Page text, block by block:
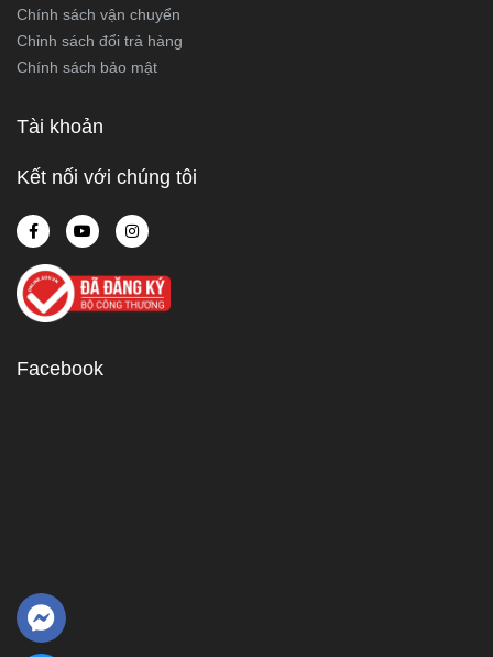
Chính sách vận chuyển
Chỉnh sách đổi trả hàng
Chính sách bảo mật
Tài khoản
Kết nối với chúng tôi
Facebook